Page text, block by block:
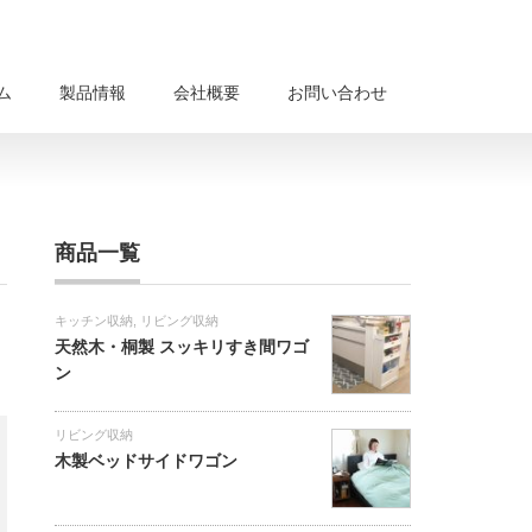
製品情報 会社概要 お問い合わせ
商品一覧
キッチン収納 リビング収納
天然木・桐製 スッキリすき間ワゴ
ン
リビング収納
木製ベッドサイドワゴン